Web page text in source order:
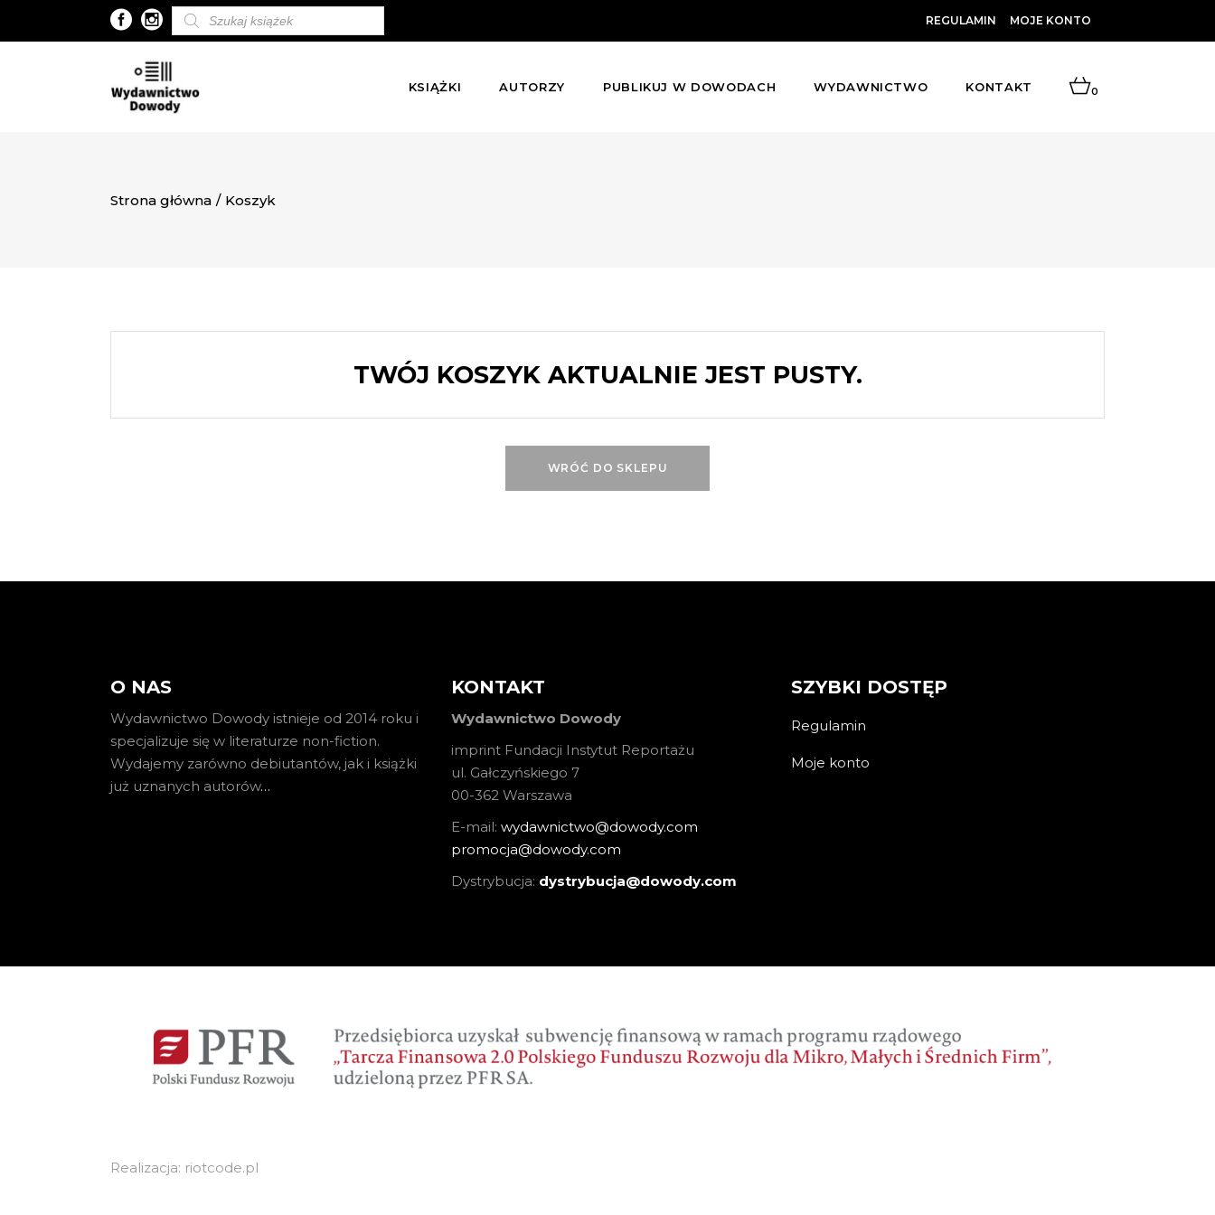
Wyszukiwarka
produktów
REGULAMIN MOJE KONTO
KSIĄŻKI AUTORZY PUBLIKUJ W DOWODACH WYDAWNICTWO KONTAKT 0
Strona główna / Koszyk
TWÓJ KOSZYK AKTUALNIE JEST PUSTY.
WRÓĆ DO SKLEPU
O NAS
Wydawnictwo Dowody istnieje od 2014 roku i
specjalizuje się w literaturze non-fiction.
Wydajemy zarówno debiutantów, jak i książki
już uznanych autorów…
KONTAKT
Wydawnictwo Dowody
imprint Fundacji Instytut Reportażu
ul. Gałczyńskiego 7
00-362 Warszawa
E-mail: wydawnictwo@dowody.com
promocja@dowody.com
Dystrybucja: dystrybucja@dowody.com
SZYBKI DOSTĘP
Regulamin
Moje konto
Realizacja: riotcode.pl